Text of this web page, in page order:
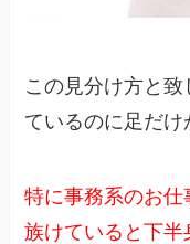
この見分け方と
ているのに足だけ
特に事務系のお仕
族けていると下半